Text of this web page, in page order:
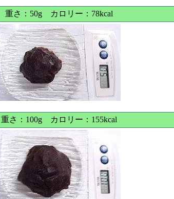
重さ：50g カロリー：78kcal
重さ：100g カロリー：155kcal